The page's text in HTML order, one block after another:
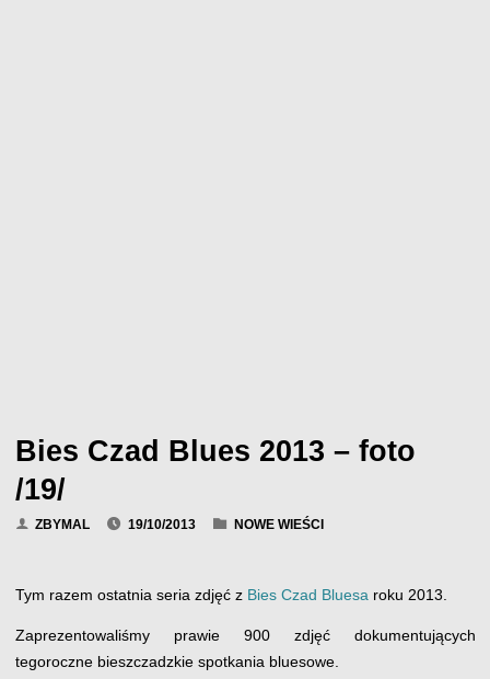
Bies Czad Blues 2013 – foto
/19/
ZBYMAL 19/10/2013 NOWE WIEŚCI
Tym razem ostatnia seria zdjęć z Bies Czad Bluesa roku 2013.
Zaprezentowaliśmy prawie 900 zdjęć dokumentujących
tegoroczne bieszczadzkie spotkania bluesowe.